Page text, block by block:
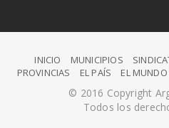
INICIO MUNICIPIOS
PROVINCIAS
EL PAÍS EL MUNDO
© 2016 Copyright
Todos los